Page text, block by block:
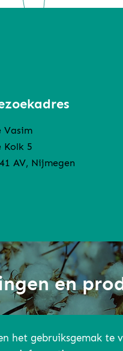
Vasim
Kolk 5
AV, Nijmegen
en
het gebruiksgemak te